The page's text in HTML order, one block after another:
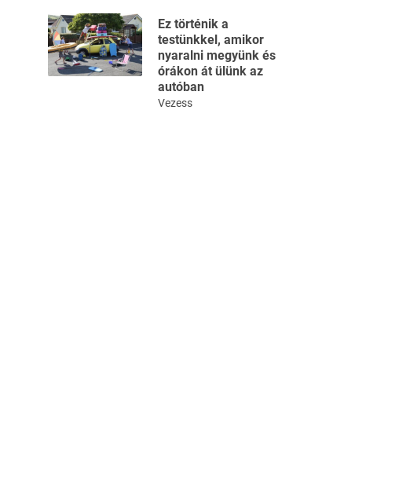
Ez történik a
testünkkel, amikor
nyaralni megyünk és
órákon át ülünk az
autóban
Vezess